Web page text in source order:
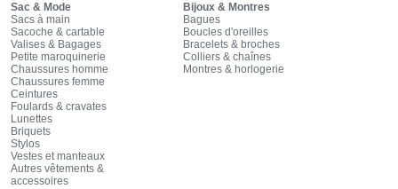
Sac & Mode
Sacs à main
Sacoche & cartable
Valises & Bagages
Petite maroquinerie
Chaussures homme
Chaussures femme
Ceintures
Foulards & cravates
Lunettes
Briquets
Stylos
Vestes et manteaux
Autres vêtements &
accessoires
Bijoux & Montres
Bagues
Boucles d'oreilles
Bracelets & broches
Colliers & chaînes
Montres & horlogerie